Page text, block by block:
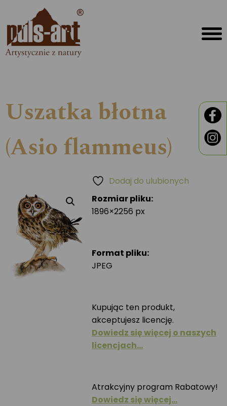
Uszatka błotna
(Asio flammeus)
Rozmiar pliku:
1896×2256 px
Format pliku:
JPEG
Kupując ten produkt,
akceptujesz licencję.
Dowiedz się więcej o naszych
licencjach…
Atrakcyjny program Rabatowy!
Dowiedz się więcej…
Dodaj do ulubionych